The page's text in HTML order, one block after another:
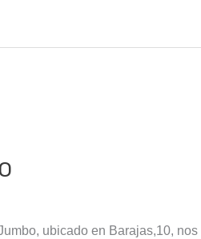
ubicado en Barajas,10,